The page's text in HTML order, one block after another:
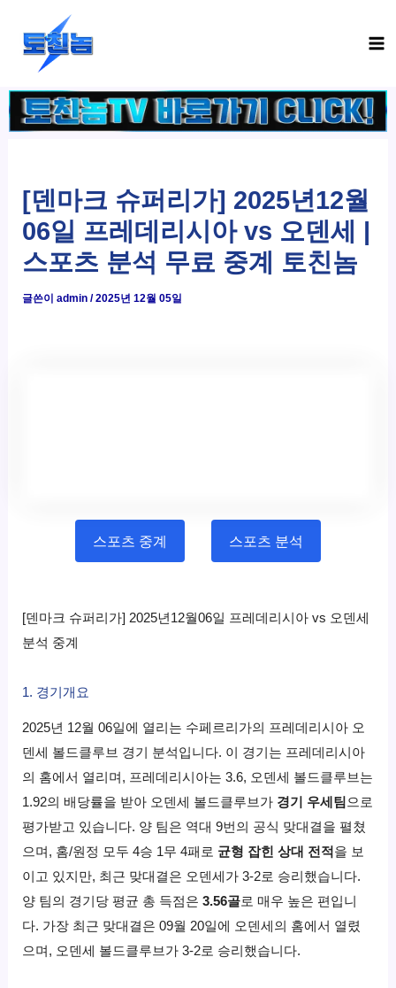
건
너
[덴마크 슈퍼리가] 2025년12월
06일 프레데리시아 vs 오덴세 |
스포츠 분석 무료 중계 토친놈
글쓴이admin/2025년 12월 05일
스포츠 중계 스포츠 분석
[덴마크 슈퍼리가] 2025년12월06일 프레데리시아 vs 오덴세
분석 중계
1. 경기개요
2025년 12월 06일에 열리는 수페르리가의 프레데리시아 오
덴세 볼드클루브 경기 분석입니다. 이 경기는 프레데리시아
의 홈에서 열리며, 프레데리시아는 3.6, 오덴세 볼드클루브는
1.92의 배당률을 받아 오덴세 볼드클루브가 경기 우세팀 으로
평가받고 있습니다. 양 팀은 역대 9번의 공식 맞대결을 펼쳤
으며, 홈/원정 모두 4승 1무 4패로 균형 잡힌 상대 전적 을 보
이고 있지만, 최근 맞대결은 오덴세가 3-2로 승리했습니다.
양 팀의 경기당 평균 총 득점은3.56골로 매우 높은 편입니
다. 가장 최근 맞대결은 09월 20일에 오덴세의 홈에서 열렸
으며, 오덴세 볼드클루브가 3-2로 승리했습니다.